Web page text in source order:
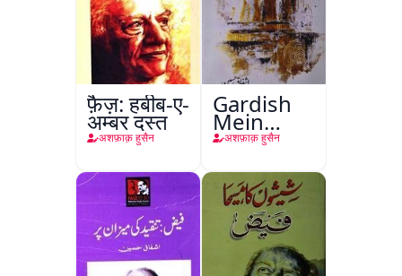
फ़ैज़: हबीब-ए-
अम्बर दस्त
अशफ़ाक़ हुसैन
Gardish
Mein
Hain Saat
अशफ़ाक़ हुसैन